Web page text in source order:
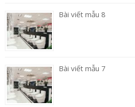
Bài viết mẫu 8
Bài viết mẫu 7